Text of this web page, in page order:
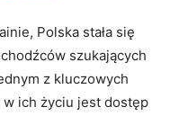
Polska stała się
szukających
z kluczowych
ich życiu jest dostęp